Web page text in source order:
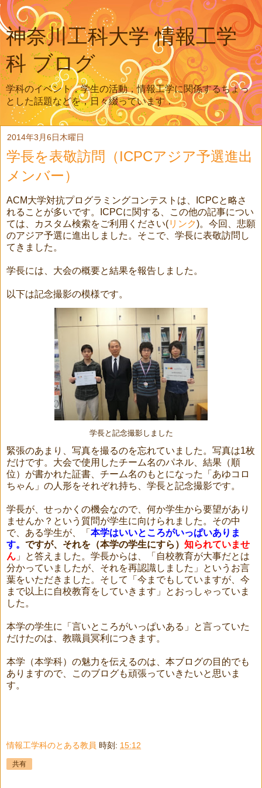
神奈川工科大学 情報工学
科 ブログ
学科のイベント，学生の活動，情報工学に関係するちょっ
とした話題などを，日々綴っています．
2014年3月6日木曜日
学長を表敬訪問（ICPCアジア予選進出
メンバー）
ACM大学対抗プログラミングコンテストは、ICPCと略さ
れることが多いです。ICPCに関する、この他の記事につい
ては、カスタム検索をご利用ください(リンク)。今回、悲願
のアジア予選に進出しました。そこで、学長に表敬訪問し
てきました。
学長には、大会の概要と結果を報告しました。
以下は記念撮影の模様です。
学長と記念撮影しました
緊張のあまり、写真を撮るのを忘れていました。写真は1枚
だけです。大会で使用したチーム名のパネル、結果（順
位）が書かれた証書、チーム名のもとになった「あゆコロ
ちゃん」の人形をそれぞれ持ち、学長と記念撮影です。
学長が、せっかくの機会なので、何か学生から要望があり
ませんか？という質問が学生に向けられました。その中
で、ある学生が、「 本学はいいところがいっぱいありま
す。 ですが、それを（本学の学生にすら） 知られていませ
ん 」と答えました。学長からは、「自校教育が大事だとは
分かっていましたが、それを再認識しました」というお言
葉をいただきました。そして「今までもしていますが、今
まで以上に自校教育をしていきます」とおっしゃっていま
した。
本学の学生に「言いところがいっぱいある」と言っていた
だけたのは、教職員冥利につきます。
本学（本学科）の魅力を伝えるのは、本ブログの目的でも
ありますので、このブログも頑張っていきたいと思いま
す。
情報工学科のとある教員 時刻: 15:12
共有